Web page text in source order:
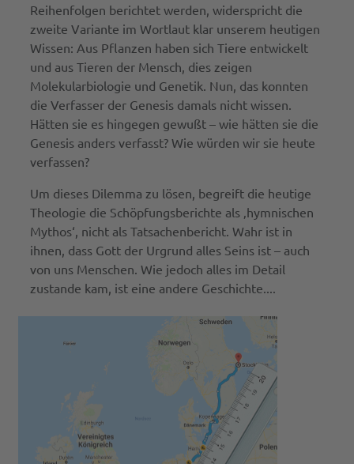
Reihenfolgen berichtet werden, widerspricht die
zweite Variante im Wortlaut klar unserem heutigen
Wissen: Aus Pflanzen haben sich Tiere entwickelt
und aus Tieren der Mensch, dies zeigen
Molekularbiologie und Genetik. Nun, das konnten
die Verfasser der Genesis damals nicht wissen.
Hätten sie es hingegen gewußt – wie hätten sie die
Genesis anders verfasst? Wie würden wir sie heute
verfassen?
Um dieses Dilemma zu lösen, begreift die heutige
Theologie die Schöpfungsberichte als ‚hymnischen
Mythos‘, nicht als Tatsachenbericht. Wahr ist in
ihnen, dass Gott der Urgrund alles Seins ist – auch
von uns Menschen. Wie jedoch alles im Detail
zustande kam, ist eine andere Geschichte....